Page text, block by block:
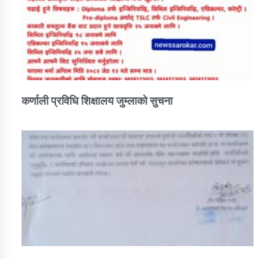
कर्णाली प्रविधि शिक्षालय जुम्लाको सुचना